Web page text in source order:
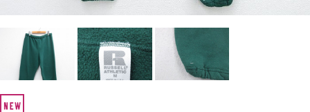
ラルフ ローレン
チャンピオン
パタゴニア